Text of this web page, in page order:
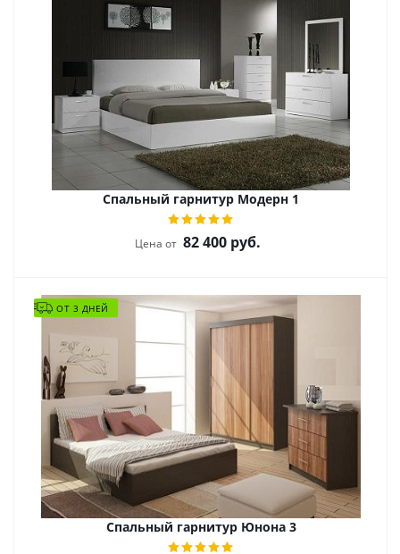
Спальный гарнитур Модерн 1
Цена от 82 400 руб.
ОТ 3 ДНЕЙ
Спальный гарнитур Юнона 3